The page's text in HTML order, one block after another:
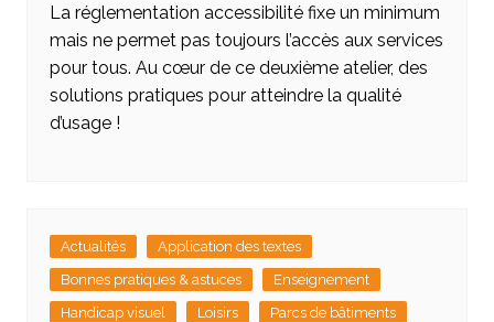
La réglementation accessibilité fixe un minimum
mais ne permet pas toujours l’accès aux services
pour tous. Au cœur de ce deuxième atelier, des
solutions pratiques pour atteindre la qualité
d’usage !
Actualités
Application des textes
Bonnes pratiques & astuces
Enseignement
Handicap visuel
Loisirs
Parcs de bâtiments